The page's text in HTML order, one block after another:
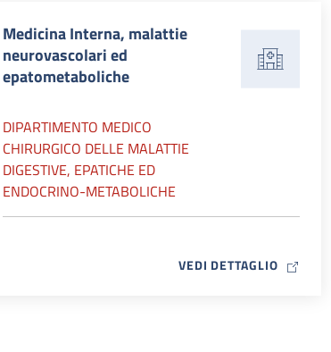
Medicina Interna, malattie
neurovascolari ed
epatometaboliche
DIPARTIMENTO MEDICO
CHIRURGICO DELLE MALATTIE
DIGESTIVE, EPATICHE ED
ENDOCRINO-METABOLICHE
VEDI DETTAGLIOMAP ICON